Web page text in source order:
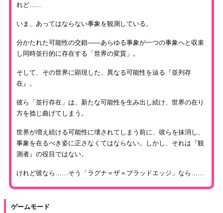
れど……
いま、あってはならない事象を観測している。
分かたれた可能性の交錯――あらゆる事象が一つの事象へと収束
し同時並行的に存在する「世界の変質」。
そして、その世界に顕現した、異なる可能性を辿る『並列存
在』。
彼ら「並行存在」は、新たな可能性を生み出し続け、世界の在り
方を捻じ曲げてしまう。
世界が増え続ける可能性に壊されてしまう前に、彼らを抹消し、
事象を在るべき姿に正さなくてはならない。しかし、それは『観
測者』の役目ではない。
けれど彼なら……そう「ラグナ＝ザ＝ブラッドエッジ」なら……
ゲームモード